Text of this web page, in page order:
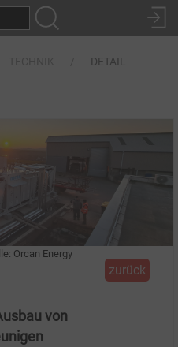
DETAIL
Orcan Energy
zurück
von